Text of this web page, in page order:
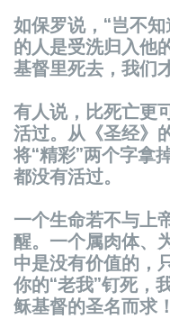
如保罗说，“岂不
的人是受洗归入他
基督里死去，我们
有人说，比死亡更
活过。从《圣经》
将“精彩”两个字拿
都没有活过。
一个生命若不与上
醒。一个属肉体、
中是没有价值的，
你的“老我”钉死，
稣基督的圣名而求